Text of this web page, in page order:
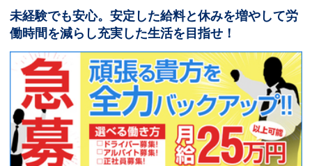
未経験でも安心。安定した給料と休みを増やして労
働時間を減らし充実した生活を目指せ！